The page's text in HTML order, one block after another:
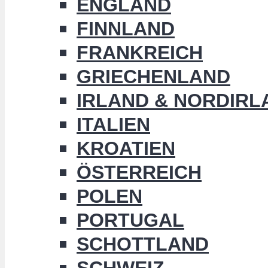
ENGLAND
FINNLAND
FRANKREICH
GRIECHENLAND
IRLAND &
ITALIEN
KROATIEN
ÖSTERREICH
POLEN
PORTUGAL
SCHOTTLAND